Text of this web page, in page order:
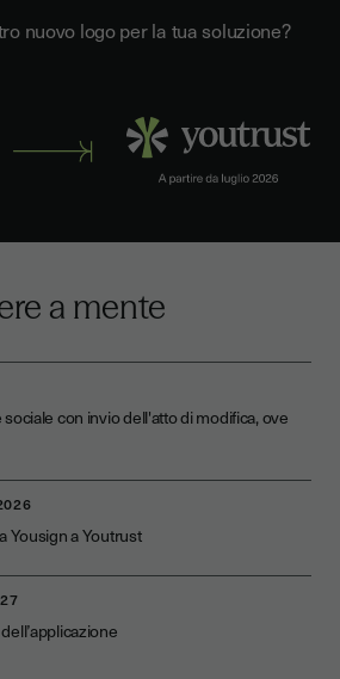
nuovo logo per la tua soluzione?
a mente
con invio dell'atto di modifica, ove
Yousign a Youtrust